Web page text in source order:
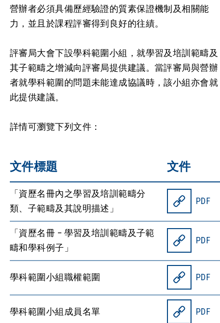
營辦者必須具備歷經驗證的質素保證機制及相關能
力，並且於課程評審得到良好的往績。
評審局大會下設學科範圍小組，就學習及培訓範疇及
其子範疇之增減向評審局提供建議。當評審局與營辦
者就學科範圍的問題未能達成協議時，該小組亦會就
此提供建議。
詳情可瀏覽下列文件：
文件標題 文件
「資歷名冊內之學習及培訓範疇分
類、子範疇及其說明描述」
PDF
「資歷名冊 – 學習及培訓範疇及子範
疇和學科例子」
PDF
學科範圍小組職權範圍 PDF
學科範圍小組成員名單 PDF